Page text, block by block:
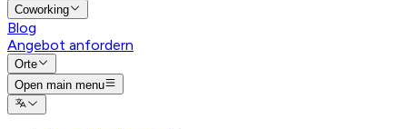
Coworking
Blog
Angebot anfordern
Orte
Open main menu